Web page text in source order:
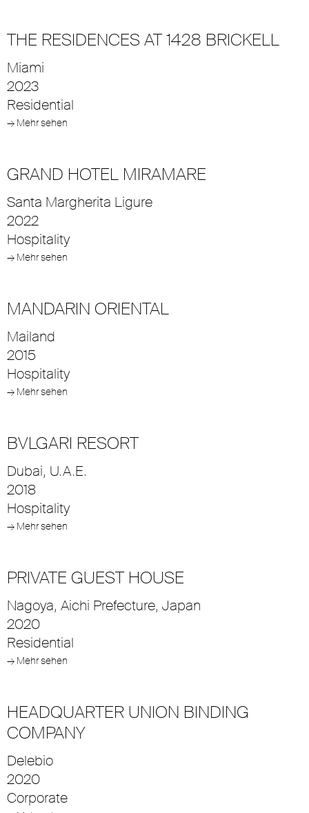
THE RESIDENCES AT 1428 BRICKELL
Miami
2023
Residential
→ Mehr sehen
GRAND HOTEL MIRAMARE
Santa Margherita Ligure
2022
Hospitality
→ Mehr sehen
MANDARIN ORIENTAL
Mailand
2015
Hospitality
→ Mehr sehen
BVLGARI RESORT
Dubai, U.A.E.
2018
Hospitality
→ Mehr sehen
PRIVATE GUEST HOUSE
Nagoya, Aichi Prefecture, Japan
2020
Residential
→ Mehr sehen
HEADQUARTER UNION BINDING
COMPANY
Delebio
2020
Corporate